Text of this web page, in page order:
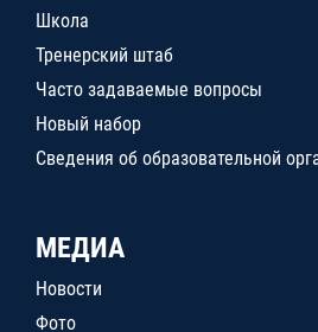
Школа
Тренерский штаб
Часто задаваемые вопросы
Новый набор
Сведения об образовательной
МЕДИА
Новости
Фото